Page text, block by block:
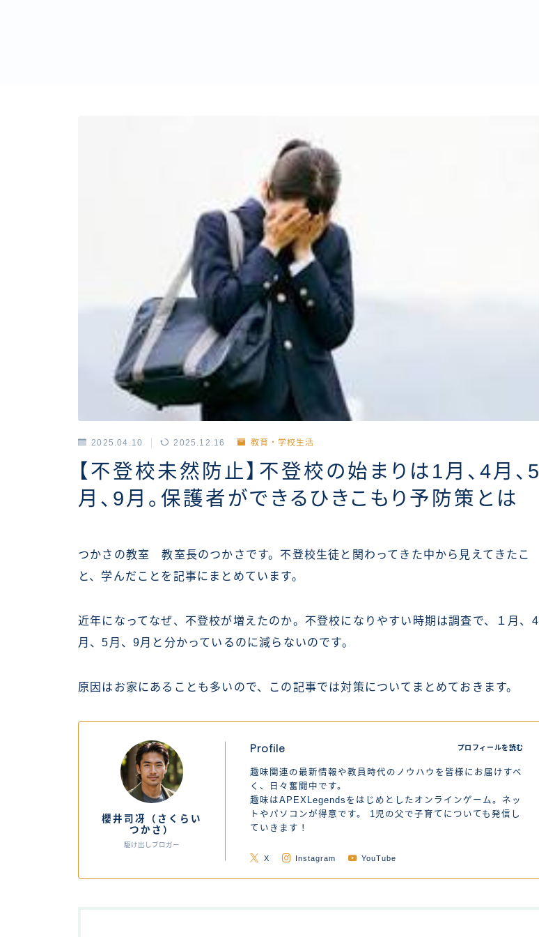
2025.04.10 2025.12.16 教育・学校生活
【不登校未然防止】不登校の始まりは1月、4月、5
月、9月。保護者ができるひきこもり予防策とは
つかさの教室 教室長のつかさです。不登校生徒と関わってきた中から見えてきたこ
と、学んだことを記事にまとめています。
近年になってなぜ、不登校が増えたのか。不登校になりやすい時期は調査で、１月、4
月、5月、9月と分かっているのに減らないのです。
原因はお家にあることも多いので、この記事では対策についてまとめておきます。
櫻井司冴（さくらい
つかさ）
駆け出しブロガー
Profile
趣味関連の最新情報や教員時代のノウハウを皆様にお届けすべ
く、日々奮闘中です。
趣味はAPEXLegendsをはじめとしたオンラインゲーム。ネッ
トやパソコンが得意です。 1児の父で子育てについても発信し
ていきます！
プロフィールを読む
X Instagram YouTube